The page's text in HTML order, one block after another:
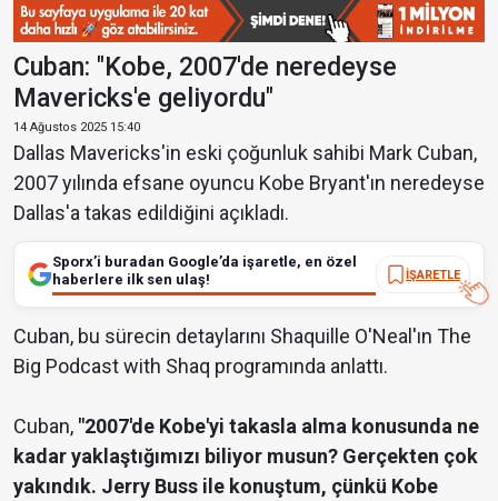
Cuban: "Kobe, 2007'de neredeyse
Mavericks'e geliyordu"
14 Ağustos 2025 15:40
Dallas Mavericks'in eski çoğunluk sahibi Mark Cuban,
2007 yılında efsane oyuncu Kobe Bryant'ın neredeyse
Dallas'a takas edildiğini açıkladı.
Sporx’i buradan Google’da işaretle, en özel
haberlere ilk sen ulaş!
İŞARETLE
Cuban, bu sürecin detaylarını Shaquille O'Neal'ın The
Big Podcast with Shaq programında anlattı.
Cuban, "2007'de Kobe'yi takasla alma konusunda ne
kadar yaklaştığımızı biliyor musun? Gerçekten çok
yakındık. Jerry Buss ile konuştum, çünkü Kobe